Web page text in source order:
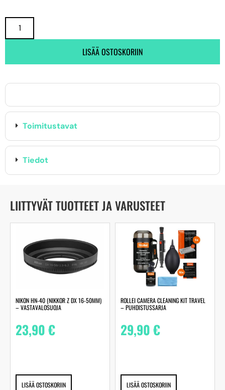
LISÄÄ OSTOSKORIIN
Toimitustavat
Tiedot
LIITTYVÄT TUOTTEET JA VARUSTEET
NIKON HN-40 (NIKKOR Z DX 16-50MM)
– VASTAVALOSUOJA
23,90€
LISÄÄ OSTOSKORIIN
ROLLEI CAMERA CLEANING KIT TRAVEL
– PUHDISTUSSARJA
29,90€
LISÄÄ OSTOSKORIIN